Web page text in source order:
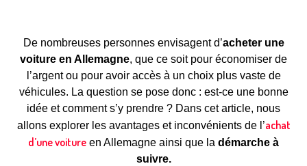
De nombreuses personnes envisagent d’acheter une
voiture en Allemagne, que ce soit pour économiser de
l’argent ou pour avoir accès à un choix plus vaste de
véhicules. La question se pose donc : est-ce une bonne
idée et comment s’y prendre ? Dans cet article, nous
allons explorer les avantages et inconvénients de l’achat
d’une voiture en Allemagne ainsi que la démarche à
suivre.